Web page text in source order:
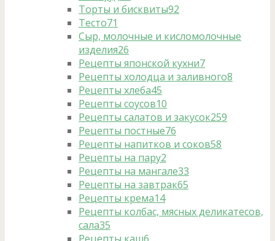
Торты и бисквиты92
Тесто71
Сыр, молочные и кисломолочные
изделия26
Рецепты японской кухни7
Рецепты холодца и заливного8
Рецепты хлеба45
Рецепты соусов10
Рецепты салатов и закусок259
Рецепты постные76
Рецепты напитков и соков58
Рецепты на пару2
Рецепты на мангале33
Рецепты на завтрак65
Рецепты крема14
Рецепты колбас, мясных деликатесов,
сала35